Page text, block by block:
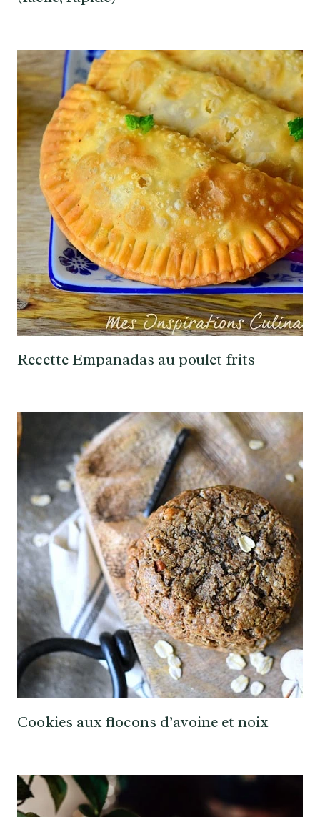
Recette Empanadas au poulet frits
Cookies aux flocons d’avoine et noix